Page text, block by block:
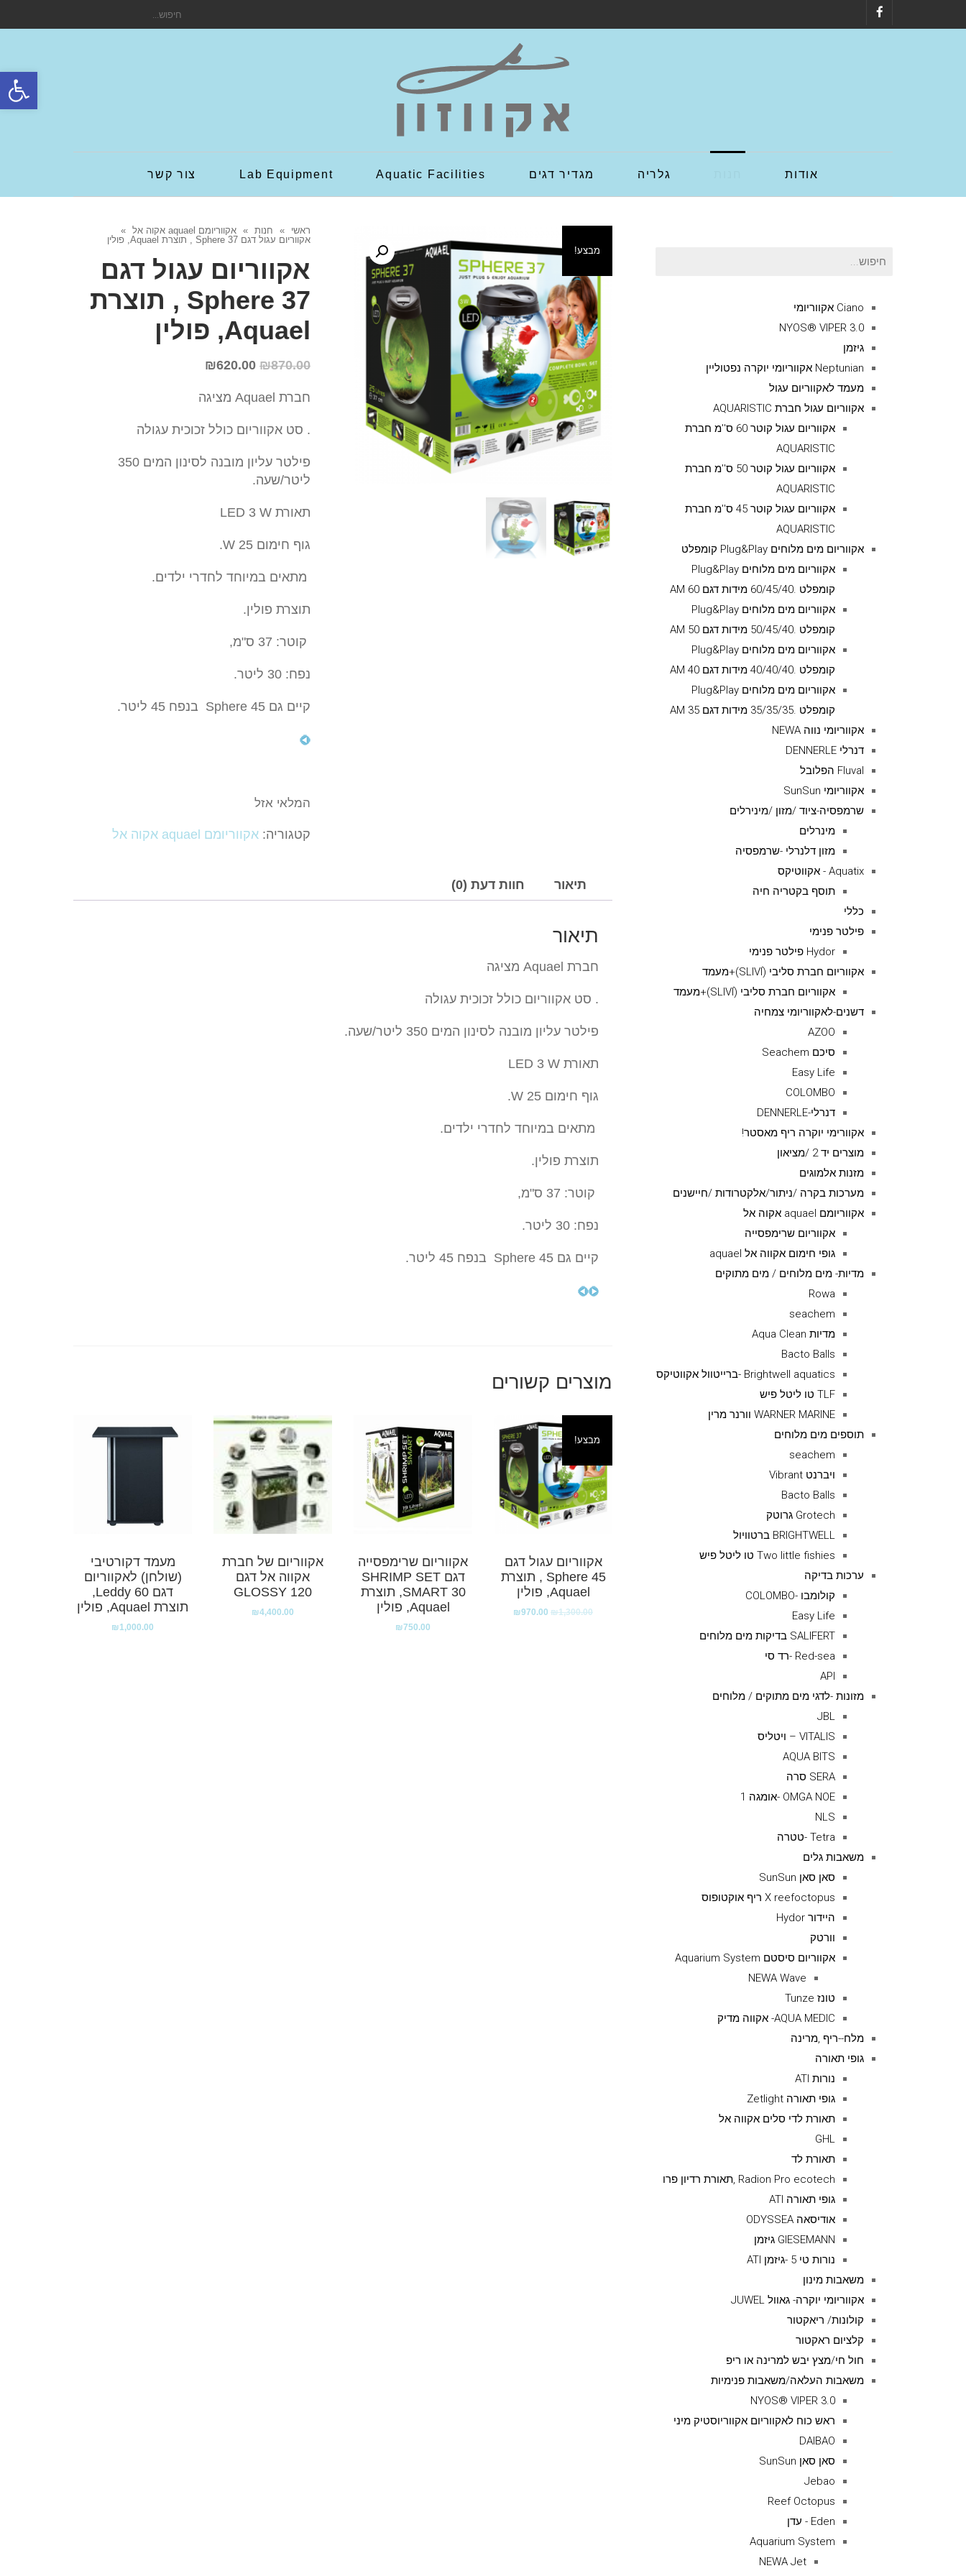
פתח
חיפוש
אודות גלריה מגדיר דגים Aquatic Facilities
Lab Equipment צור קשר
מבצע!
ראשי » חנות » אקווריומם aquael אקוה אל
»
אקווריום עגול דגם Sphere 37 , תוצרת Aquael, פולין
אקווריום עגול דגם
Sphere 37 , תוצרת
Aquael, פולין
₪870.00
₪620.00
חברת Aquael מציגה
. סט אקווריום כולל זכוכית עגולה
פילטר עליון מובנה לסינון המים 350
ליטר/שעה.
תאורת LED 3 W
גוף חימום 25 W.
מתאים במיוחד לחדרי ילדים.
תוצרת פולין.
קוטר: 37 ס"מ,
נפח: 30 ליטר.
קיים גם Sphere 45 בנפח 45 ליטר.
המלאי אזל
קטגוריה: אקווריומם aquael אקוה אל
תיאור חוות דעת (0)
תיאור
חברת Aquael מציגה
. סט אקווריום כולל זכוכית עגולה
פילטר עליון מובנה לסינון המים 350 ליטר/שעה.
תאורת LED 3 W
גוף חימום 25 W.
מתאים במיוחד לחדרי ילדים.
תוצרת פולין.
קוטר: 37 ס"מ,
נפח: 30 ליטר.
קיים גם Sphere 45 בנפח 45 ליטר.
מוצרים קשורים
מבצע!
אקווריום עגול דגם
Sphere 45 , תוצרת
Aquael, פולין
₪1,300.00
₪970.00
אקווריום שרימפסייה
דגם SHRIMP SET
SMART 30, תוצרת
Aquael, פולין
₪750.00
אקווריום של חברת
אקווה אל דגם
GLOSSY 120
₪4,400.00
מעמד דקורטיבי
(שולחן) לאקווריום
דגם Leddy 60,
תוצרת Aquael, פולין
₪1,000.00
חיפוש
Ciano אקווריומי
NYOS® VIPER 3.0
גיזמן
Neptunian אקווריומי יוקרה נפטוליין
מעמד לאקווריום עגול
אקווריום עגול חברת AQUARISTIC
אקווריום עגול קוטר 60 ס''מ חברת
AQUARISTIC
אקווריום עגול קוטר 50 ס''מ חברת
AQUARISTIC
אקווריום עגול קוטר 45 ס''מ חברת
AQUARISTIC
אקווריום מים מלוחים Plug&Play קומפלט
אקווריום מים מלוחים Plug&Play
קומפלט .60/45/40 מידות דגם AM 60
אקווריום מים מלוחים Plug&Play
קומפלט .50/45/40 מידות דגם AM 50
אקווריום מים מלוחים Plug&Play
קומפלט .40/40/40 מידות דגם AM 40
אקווריום מים מלוחים Plug&Play
קומפלט .35/35/35 מידות דגם AM 35
אקווריומי נווה NEWA
דנרלי DENNERLE
Fluval הפלובל
אקווריומי SunSun
שרמפסיה-ציוד /מזון /מינירלים
מינרלים
מזון דלנרלי -שרמפסיה
Aquatix - אקווטיקס
תוסף בקטריה חיה
כללי
פילטר פנימי
Hydor פילטר פנימי
אקווריום חברת סליבי (SLIVIׂׂ)+מעמד
אקווריום חברת סליבי (SLIVIׂׂ)+מעמד
דשנים-לאקווריומי צמחיה
AZOO
סיכם Seachem
Easy Life
COLOMBO
דנרלי-DENNERLE
אקוורימי יוקרה ריף מאסטר!
מוצרים יד 2 /מציאון
מזנות אלמוגים
מערכות בקרה /ניתור/אלקטרודות /חיישנים
אקווריומם aquael אקוה אל
אקווריום שרימפסייה
גופי חימום אקווה אל aquael
מדיות- מים מלוחים / מים מתוקים
Rowa
seachem
מדיות Aqua Clean
Bacto Balls
Brightwell aquatics -ברייטוול אקווטיקס
TLF טו ליטל פיש
WARNER MARINE וורנר מרין
תוספים מים מלוחים
seachem
ויברנט Vibrant
Bacto Balls
Grotech גרוטק
BRIGHTWELL ברטוויול
Two little fishies טו ליטל פיש
ערכות בדיקה
קולומבו -COLOMBO
Easy Life
SALIFERT בדיקות מים מלוחים
Red-sea -רד סי
API
מזונות -לדגי מים מתוקים / מלוחים
JBL
VITALIS – ויטליס
AQUA BITS
SERA סרה
OMGA NOE -אומגה 1
NLS
Tetra -טטרה
משאבות גלים
סאן סאן SunSun
X reefoctopus ריף אוקטופוס
היידור Hydor
וורטק
אקווריום סיסטם Aquarium System
NEWA Wave
טונז Tunze
AQUA MEDIC- אקווה מדיק
מלח--ריף ,מרינה
גופי תאורה
נורות ATI
גופי תאורה Zetlight
תאורת לדי סלים אקווה אל
GHL
תאורת לד
Radion Pro ecotech ,תאורת רדיון פרו
גופי תאורה ATI
אודיסאה ODYSSEA
GIESEMANN גיזמן
נורות טי 5 -גיזמן ATI
משאבות מינון
אקווריומי יוקרה- גאוול JUWEL
קולונות/ ריאקטור
קלציום ראקטור
חול חי/מצץ יבש למרינה או ריפ
משאבות העלאה/משאבות פנימיות
NYOS® VIPER 3.0
ראש כוח לאקווריום אקווריוסטיק מיני
DAIBAO
סאן סאן SunSun
Jebao
Reef Octopus
Eden - עדן
Aquarium System
NEWA Jet